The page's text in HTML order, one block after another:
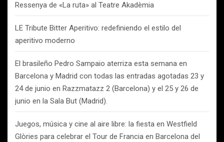
Ressenya de «La ruta» al Teatre Akadèmia
LE Tribute Bitter Aperitivo: redefiniendo el estilo del
aperitivo moderno
El brasileño Pedro Sampaio aterriza esta semana en
Barcelona y Madrid con todas las entradas agotadas 23 y
24 de junio en Razzmatazz 2 (Barcelona) y el 25 y 26 de
junio en la Sala But (Madrid).
Juegos, música y cine al aire libre: la fiesta en Westfield
Glòries para celebrar el Tour de Francia en Barcelona del